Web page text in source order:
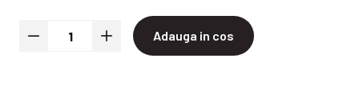
Adauga in cos